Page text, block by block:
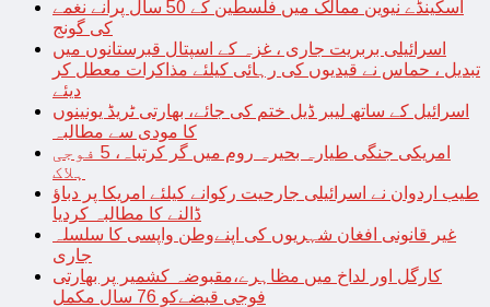
اسکینڈے نیوین ممالک میں فلسطین کے 50 سال پرانے نغمے
کی گونج
اسرائیلی بربریت جاری ، غزہ کے اسپتال قبرستانوں میں
تبدیل ، حماس نے قیدیوں کی رہائی کیلئے مذاکرات معطل کر
دیئے
اسرائیل کے ساتھ لیبر ڈیل ختم کی جائے، بھارتی ٹریڈ یونینوں
کا مودی سے مطالبہ
امریکی جنگی طیارہ بحیرہ روم میں گر کرتباہ، 5 فوجی
ہلاک
طیب اردوان نے اسرائیلی جارحیت رکوانے کیلئے امریکا پر دباؤ
ڈالنے کا مطالبہ کردیا
غیر قانونی افغان شہریوں کی اپنےوطن واپسی کا سلسلہ
جاری
کارگل اور لداخ میں مظاہرے،مقبوضہ کشمیر پر بھارتی
فوجی قبضےکو 76 سال مکمل